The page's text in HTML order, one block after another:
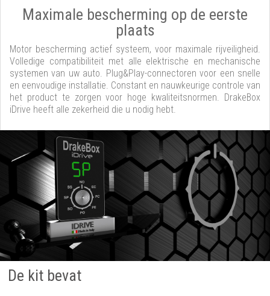
Maximale bescherming op de eerste
plaats
Motor bescherming actief systeem, voor maximale rijveiligheid.
Volledige compatibiliteit met alle elektrische en mechanische
systemen van uw auto. Plug&Play-connectoren voor een snelle
en eenvoudige installatie. Constant en nauwkeurige controle van
het product te zorgen voor hoge kwaliteitsnormen. DrakeBox
iDrive heeft alle zekerheid die u nodig hebt.
De kit bevat